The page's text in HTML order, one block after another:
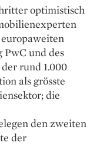
optimistisch
und des
rund 1.000
als grösste
die
den zweiten
der